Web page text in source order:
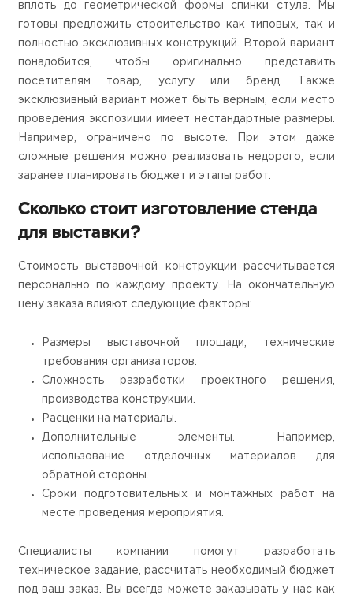
вплоть до геометрической формы спинки стула. Мы
готовы предложить строительство как типовых, так и
полностью эксклюзивных конструкций. Второй вариант
понадобится, чтобы оригинально представить
посетителям товар, услугу или бренд. Также
эксклюзивный вариант может быть верным, если место
проведения экспозиции имеет нестандартные размеры.
Например, ограничено по высоте. При этом даже
сложные решения можно реализовать недорого, если
заранее планировать бюджет и этапы работ.
Сколько стоит изготовление стенда
для выставки?
Стоимость выставочной конструкции рассчитывается
персонально по каждому проекту. На окончательную
цену заказа влияют следующие факторы:
Размеры выставочной площади, технические
требования организаторов.
Сложность разработки проектного решения,
производства конструкции.
Расценки на материалы.
Дополнительные элементы. Например,
использование отделочных материалов для
обратной стороны.
Сроки подготовительных и монтажных работ на
месте проведения мероприятия.
Специалисты компании помогут разработать
техническое задание, рассчитать необходимый бюджет
под ваш заказ. Вы всегда можете заказывать у нас как